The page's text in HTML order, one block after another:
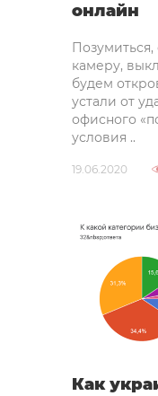
онлайн
Позумиться,
камеру,
будем
устали от
офисного
условия ..
19.06.2020
Как